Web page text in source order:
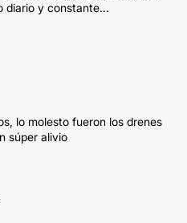
diario y constante...
lo molesto fueron los drenes
súper alivio